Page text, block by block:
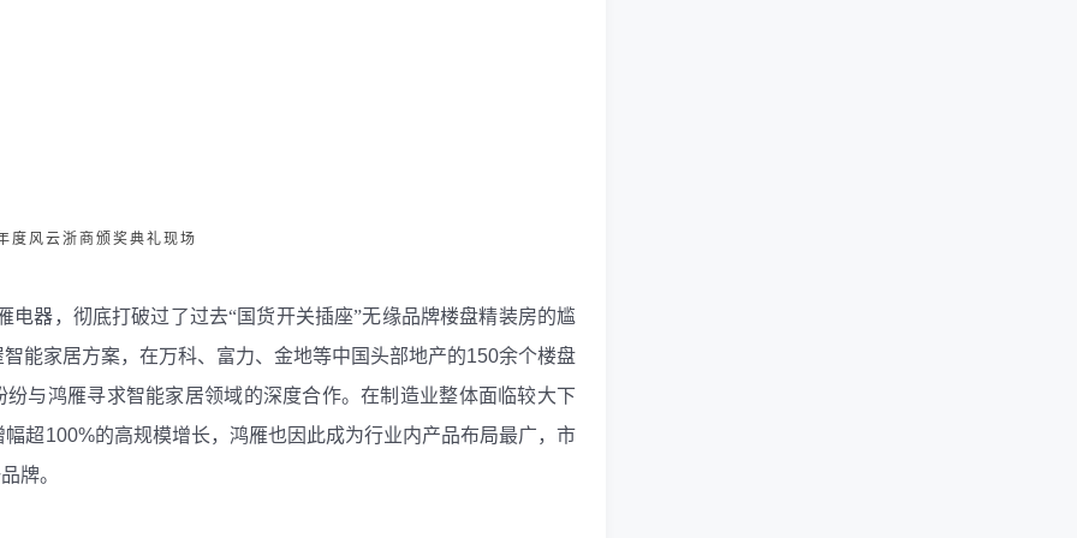
度风云浙商颁奖典礼现场
电器， 彻底打破过了过去“国货开关插座”无缘品牌楼盘精装房的尴
能家居方案，在万科、富力、金地等中国头部地产的150余个楼盘
与鸿雁寻求智能家居领域的深度合作。在制造业整体面临较大下
幅超100%的高规模增长，鸿雁也因此成为行业内产品布局最广，市
牌。